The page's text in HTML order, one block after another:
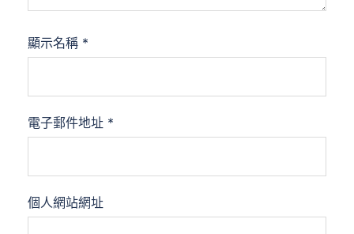
顯示名稱 *
電子郵件地址 *
個人網站網址